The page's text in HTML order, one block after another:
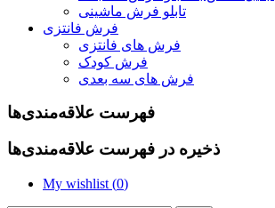
تابلو فرش ماشینی
فرش فانتزی
فرش های فانتزی
فرش کودک
فرش های سه بعدی
فهرست علاقه‌مندی‌ها
ذخیره در فهرست علاقه‌مندی‌ها
My wishlist (0)